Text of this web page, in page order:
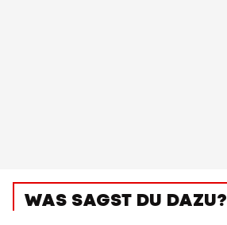
WAS SAGST DU DAZU?